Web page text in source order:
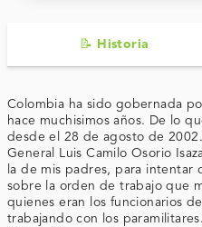
📝 Historia
Colombia ha sido gobernada
hace muchisimos años. De lo
desde el 28 de agosto de
General Luis Camilo Osorio
la de mis padres, para intentar
sobre la orden de trabajo que
quienes eran los funcionarios
trabajando con los